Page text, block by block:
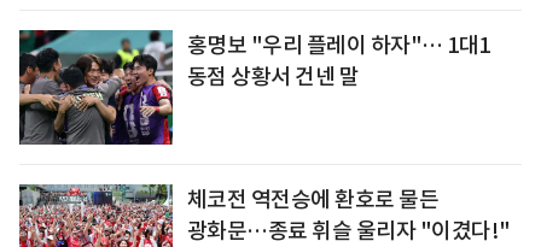
홍명보 "우리 플레이 하자"… 1대1
동점 상황서 건넨 말
체코전 역전승에 환호로 물든
광화문…종료 휘슬 울리자 "이겼다!"